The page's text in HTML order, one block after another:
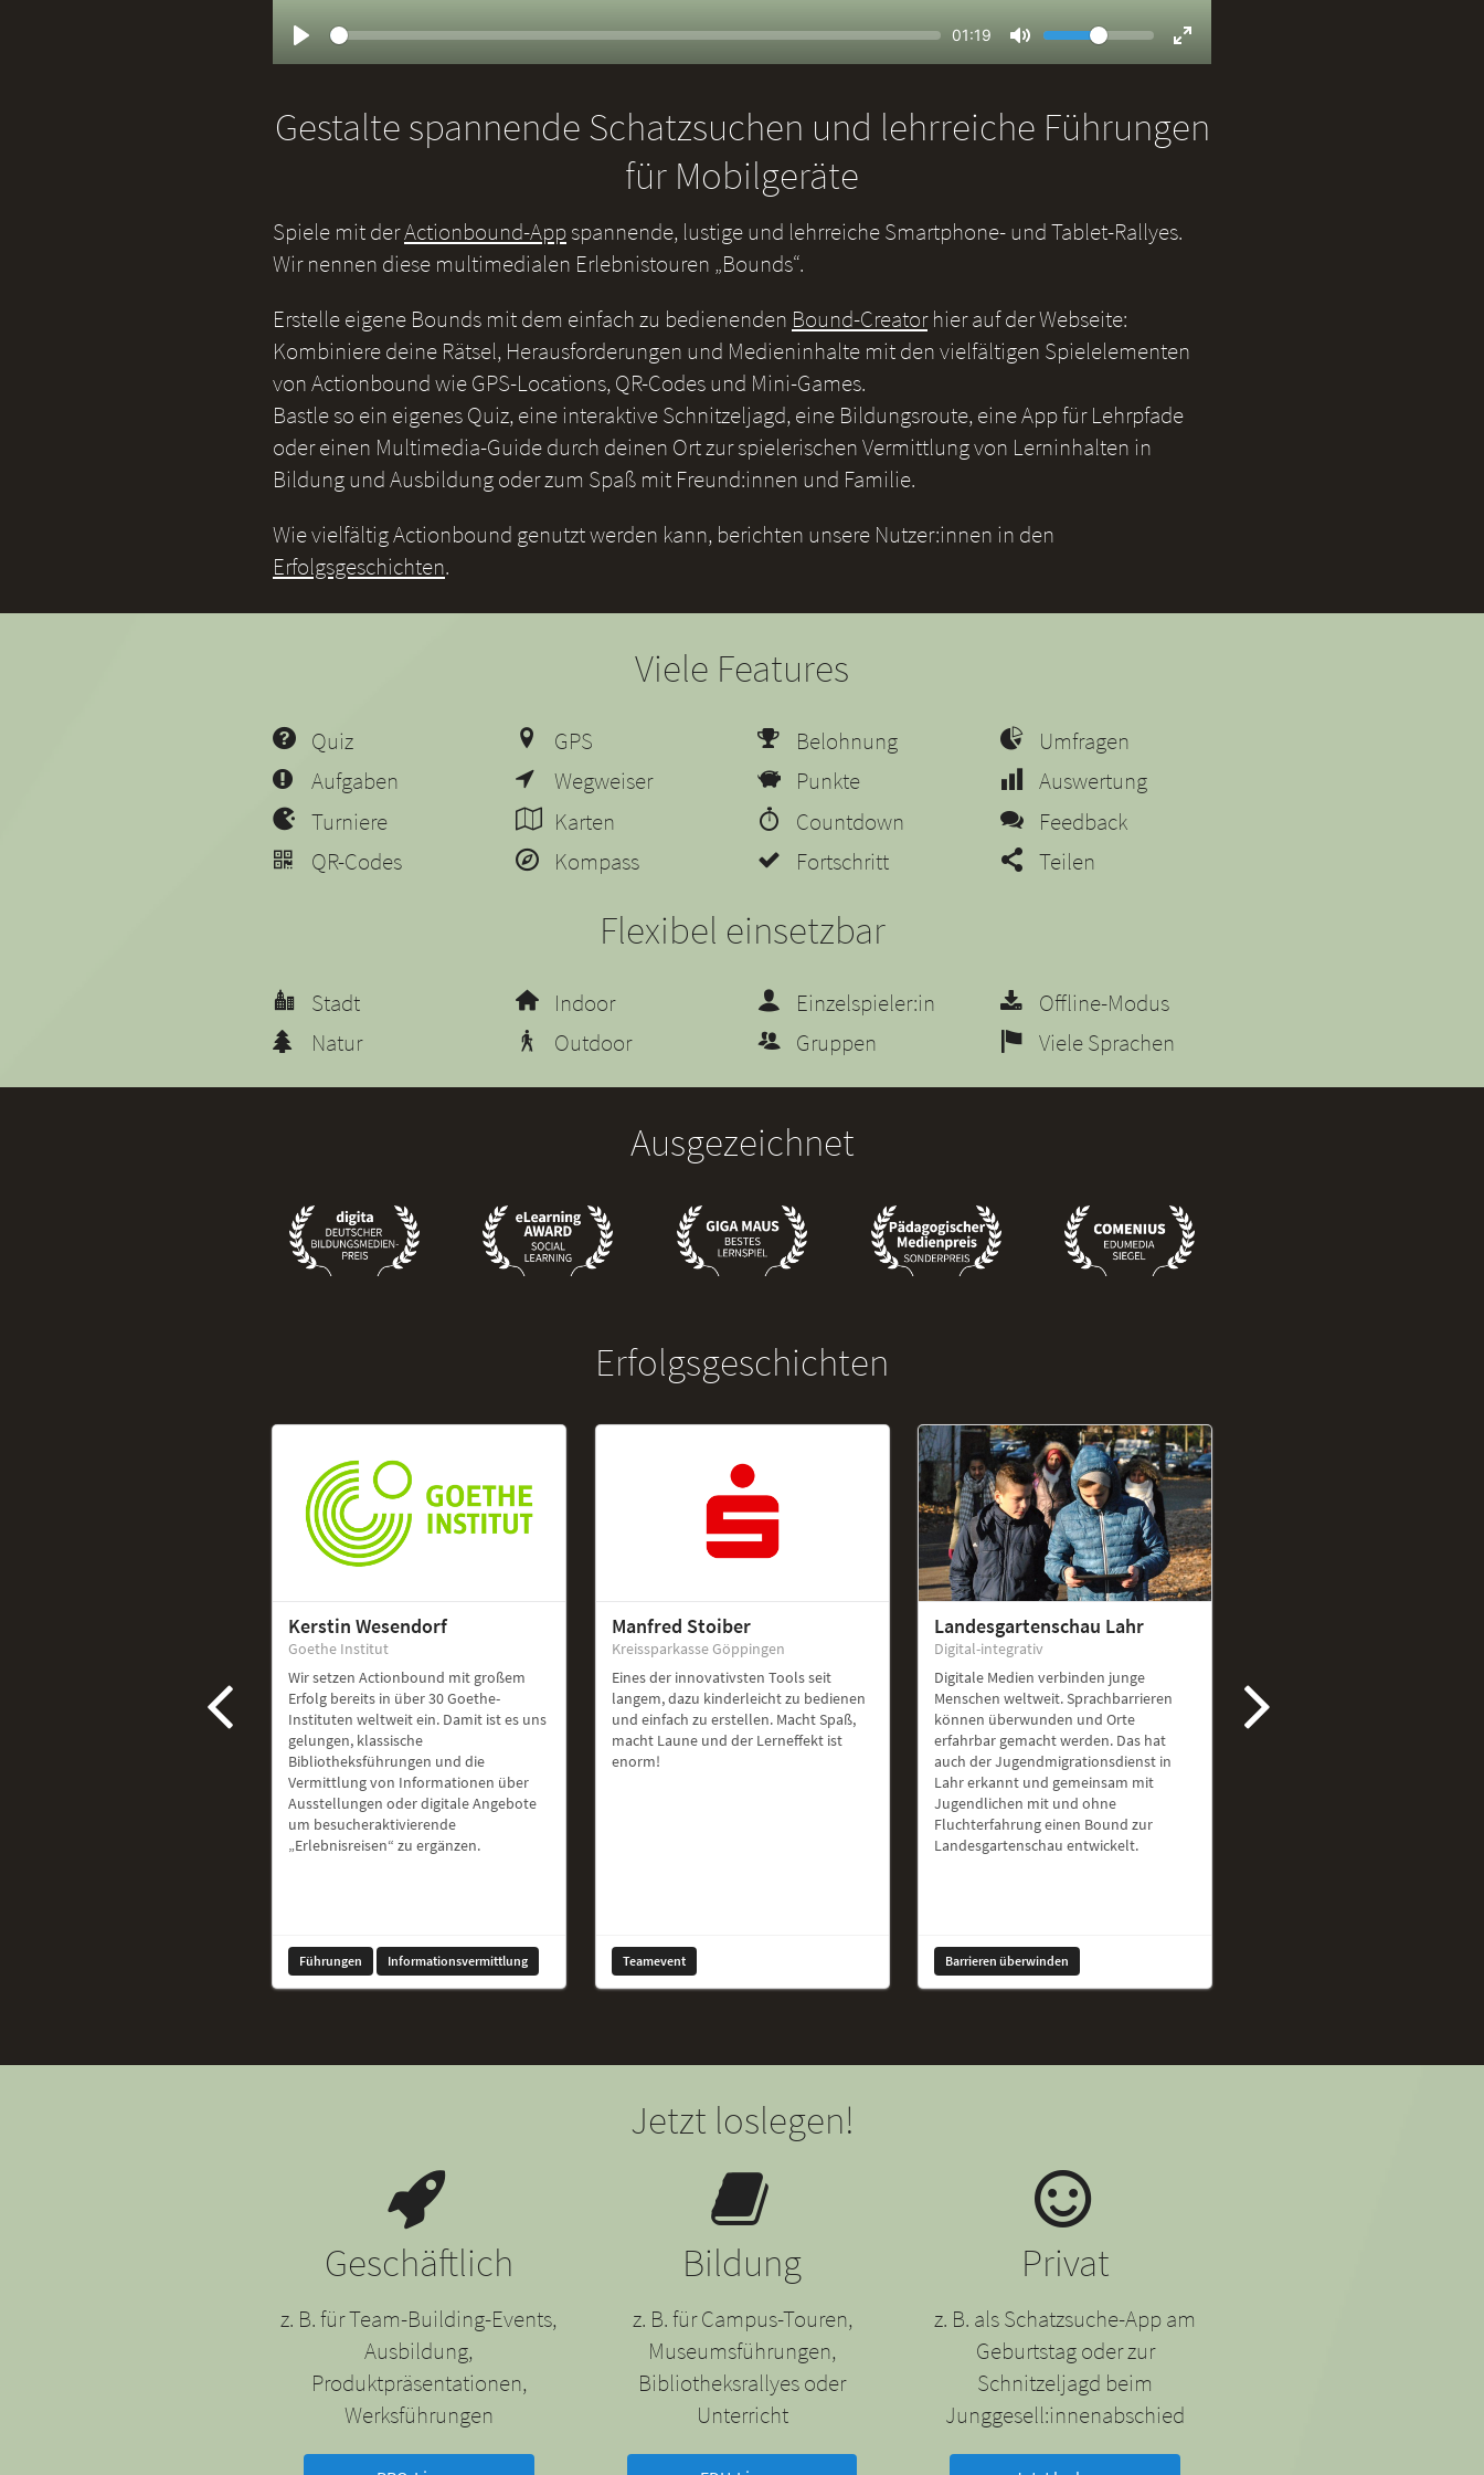
Seek
Current
01:19
Mute
Volume
Fullscreen
Gestalte spannende Schatzsuchen und lehrreiche Führungen
für Mobilgeräte
Spiele mit derActionbound-Appspannende, lustige und lehrreiche Smartphone- und Tablet-Rallyes.
Wir nennen diese multimedialen Erlebnistouren „Bounds“.
Erstelle eigene Bounds mit dem einfach zu bedienenden Bound-Creatorhier auf der Webseite:
Kombiniere deine Rätsel, Herausforderungen und Medieninhalte mit den vielfältigen Spielelementen
von Actionbound wie GPS-Locations, QR-Codes und Mini-Games.
Bastle so ein eigenes Quiz, eine interaktive Schnitzeljagd, eine Bildungsroute, eine App für Lehrpfade
oder einen Multimedia-Guide durch deinen Ort zur spielerischen Vermittlung von Lerninhalten in
Bildung und Ausbildung oder zum Spaß mit Freund:innen und Familie.
Wie vielfältig Actionbound genutzt werden kann, berichten unsere Nutzer:innen in den
Erfolgsgeschichten.
Viele Features
Quiz
Aufgaben
Turniere
QR-Codes
GPS
Wegweiser
Karten
Kompass
Belohnung
Punkte
Countdown
Fortschritt
Umfragen
Auswertung
Feedback
Teilen
Flexibel einsetzbar
Stadt
Natur
Indoor
Outdoor
Einzelspieler:in
Gruppen
Offline-Modus
Viele Sprachen
Ausgezeichnet
Erfolgsgeschichten
Kerstin Wesendorf
Goethe Institut
Wir setzen Actionbound mit großem
Erfolg bereits in über 30 Goethe-
Instituten weltweit ein. Damit ist es uns
gelungen, klassische
Bibliotheksführungen und die
Vermittlung von Informationen über
Ausstellungen oder digitale Angebote
um besucheraktivierende
„Erlebnisreisen“ zu ergänzen.
Führungen Informationsvermittlung
Manfred Stoiber
Kreissparkasse Göppingen
Eines der innovativsten Tools seit
langem, dazu kinderleicht zu bedienen
und einfach zu erstellen. Macht Spaß,
macht Laune und der Lerneffekt ist
enorm!
Teamevent
Landesgartenschau Lahr
Digital-integrativ
Digitale Medien verbinden junge
Menschen weltweit. Sprachbarrieren
können überwunden und Orte
erfahrbar gemacht werden. Das hat
auch der Jugendmigrationsdienst in
Lahr erkannt und gemeinsam mit
Jugendlichen mit und ohne
Fluchterfahrung einen Bound zur
Landesgartenschau entwickelt.
Barrieren überwinden
Jetzt loslegen!
Geschäftlich
z. B. für Team-Building-Events,
Ausbildung,
Produktpräsentationen,
Werksführungen
Bildung
z. B. für Campus-Touren,
Museumsführungen,
Bibliotheksrallyes oder
Unterricht
Privat
z. B. als Schatzsuche-App am
Geburtstag oder zur
Schnitzeljagd beim
Junggesell:innenabschied